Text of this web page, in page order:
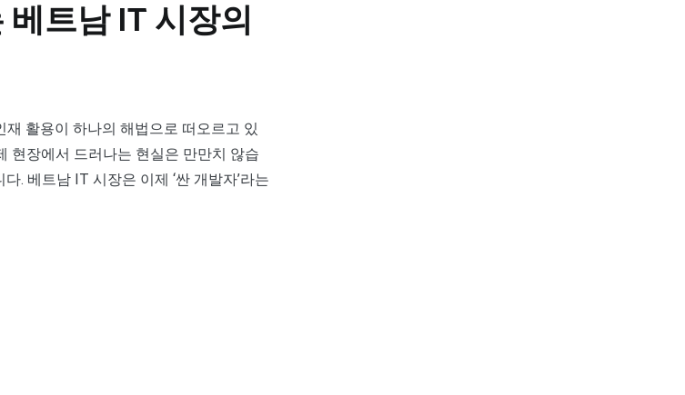
베트남 IT 시장의
활용이 하나의 해법으로 떠오르고 있
현장에서 드러나는 현실은 만만치 않습
. 베트남 IT 시장은 이제 ‘싼 개발자’라는